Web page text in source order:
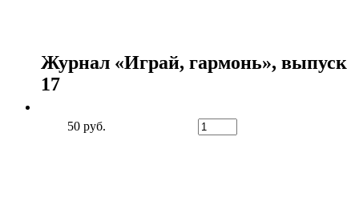
Журнал «Играй, гармонь», выпуск
17
50 руб.